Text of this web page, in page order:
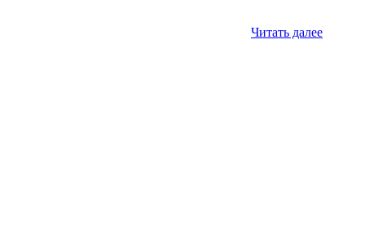
Читать далее